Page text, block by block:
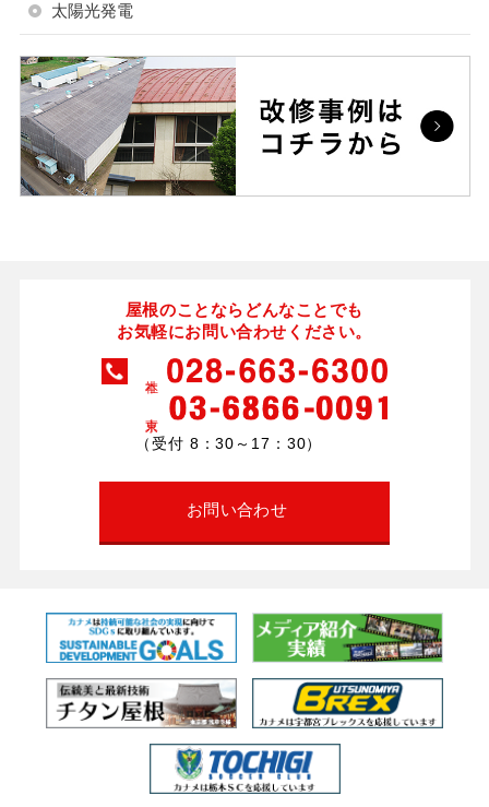
太陽光発電
屋根のことならどんなことでも
お気軽にお問い合わせください。
（受付 8：30～17：30）
お問い合わせ